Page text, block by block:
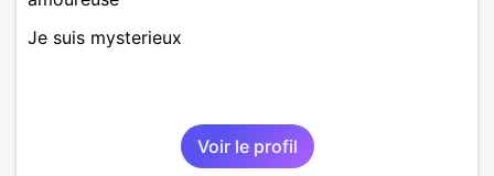
Je suis mysterieux
Voir le profil